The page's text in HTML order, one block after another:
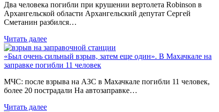
Два человека погибли при крушении вертолета Robinson в
Архангельской области Архангельский депутат Сергей
Сметанин разбился…
Читать далее
«Был очень сильный взрыв, затем еще один». В Махачкале на
заправке погибли 11 человек
МЧС: после взрыва на АЗС в Махачкале погибли 11 человек,
более 20 пострадали На автозаправке…
Читать далее